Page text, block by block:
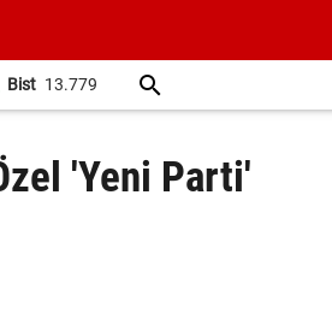
Bist 13.779
'Yeni Parti'